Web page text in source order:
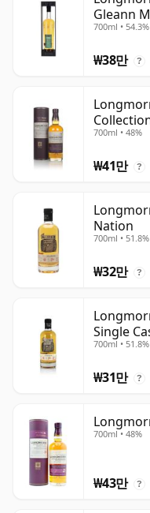
Gleann
80036
700ml • 54.3%
₩38만 ?
700ml • 48%
₩41만 ?
Nation
700ml • 51.8%
₩32만 ?
Single
700ml • 51.8%
₩31만 ?
700ml • 48%
₩43만 ?